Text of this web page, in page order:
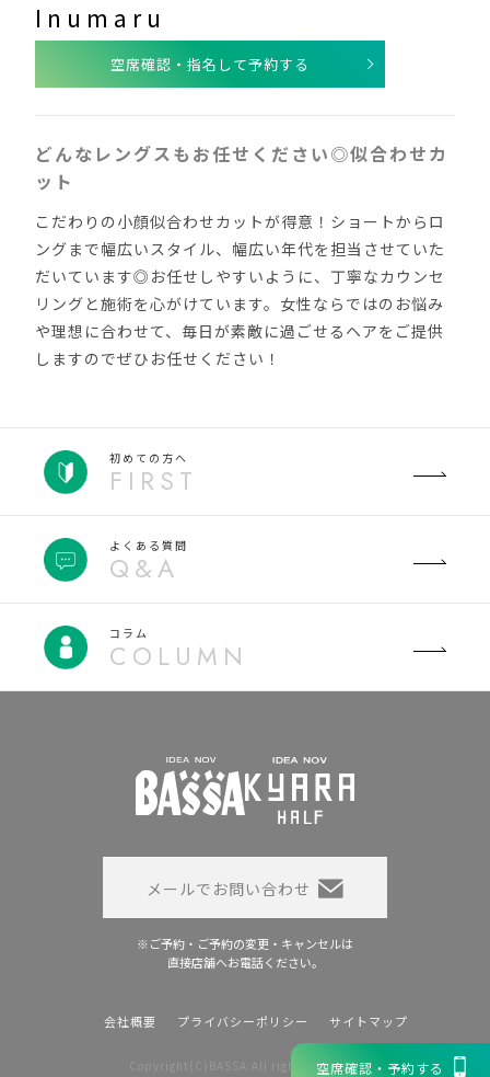
Inumaru
空席確認・指名して予約する
どんなレングスもお任せください◎似合わせカ
ット
こだわりの小顔似合わせカットが得意！ショートからロ
ングまで幅広いスタイル、幅広い年代を担当させていた
だいています◎お任せしやすいように、丁寧なカウンセ
リングと施術を心がけています。女性ならではのお悩み
や理想に合わせて、毎日が素敵に過ごせるヘアをご提供
しますのでぜひお任せください！
初めての方へ
FIRST
よくある質問
Q&A
コラム
COLUMN
空席確認・予約する
メールでお問い合わせ
※ご予約・ご予約の変更・キャンセルは
直接店舗へお電話ください。
会社概要 プライバシーポリシー サイトマップ
Copyright(C)BASSA.All rights reserved